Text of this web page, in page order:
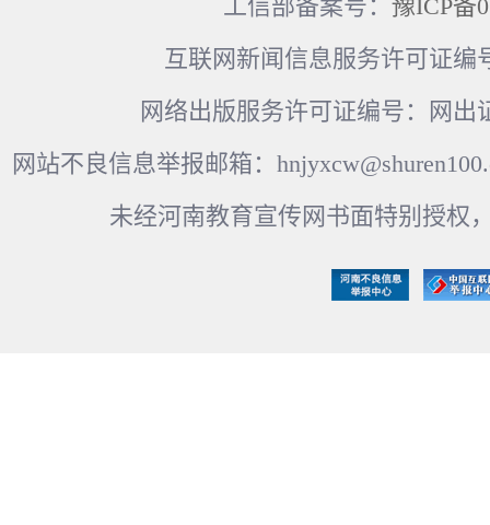
工信部备案号： 豫ICP备
互联网新闻信息服务许可证编
网络出版服务许可证编号：网出
网站不良信息举报邮箱：
未经河南教育宣传网书面特别授权